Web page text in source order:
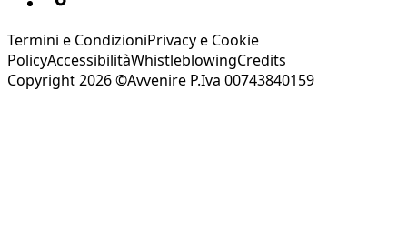
Termini e CondizioniPrivacy e Cookie
PolicyAccessibilitàWhistleblowingCredits
Copyright 2026 ©Avvenire P.Iva 00743840159